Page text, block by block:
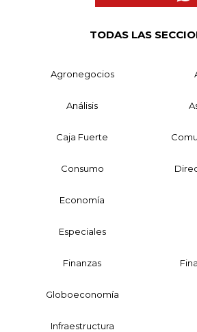
TODAS LAS
Agronegocios
Análisis
Caja Fuerte
Consumo
Economía
Especiales
Finanzas
Globoeconomía
Infraestructura